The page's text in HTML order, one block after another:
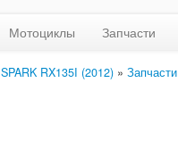
Мотоциклы Запчасти
SPARK RX135I (2012) » Запчасти